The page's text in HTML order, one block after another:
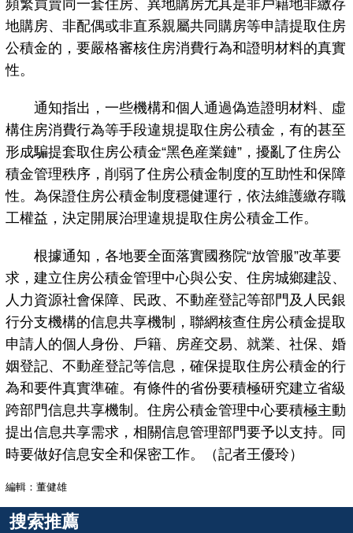
頻繁買賣同一套住房、異地購房尤其是非戶籍地非繳存
地購房、非配偶或非直系親屬共同購房等申請提取住房
公積金的，要嚴格審核住房消費行為和證明材料的真實
性。
通知指出，一些機構和個人通過偽造證明材料、虛
構住房消費行為等手段違規提取住房公積金，有的甚至
形成騙提套取住房公積金“黑色産業鏈”，擾亂了住房公
積金管理秩序，削弱了住房公積金制度的互助性和保障
性。為保證住房公積金制度穩健運行，依法維護繳存職
工權益，決定開展治理違規提取住房公積金工作。
根據通知，各地要全面落實國務院“放管服”改革要
求，建立住房公積金管理中心與公安、住房城鄉建設、
人力資源社會保障、民政、不動産登記等部門及人民銀
行分支機構的信息共享機制，聯網核查住房公積金提取
申請人的個人身份、戶籍、房産交易、就業、社保、婚
姻登記、不動産登記等信息，確保提取住房公積金的行
為和要件真實準確。有條件的省份要積極研究建立省級
跨部門信息共享機制。住房公積金管理中心要積極主動
提出信息共享需求，相關信息管理部門要予以支持。同
時要做好信息安全和保密工作。（記者王優玲）
編輯：董健雄
搜索推薦